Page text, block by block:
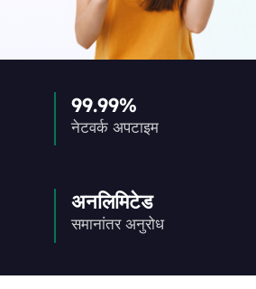
99.99%
नेटवर्क अपटाइम
अनलिमिटेड
समानांतर अनुरोध